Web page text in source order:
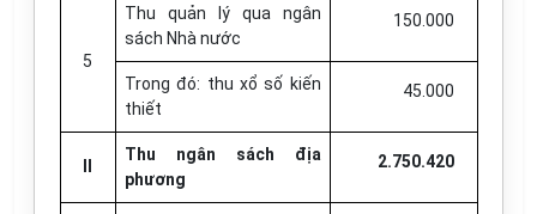
5
Thu quản lý qua ngân
sách Nhà nước
150.000
Trong đó: thu xổ số kiến
thiết
45.000
Thu ngân sách địa
phương
2.750.420